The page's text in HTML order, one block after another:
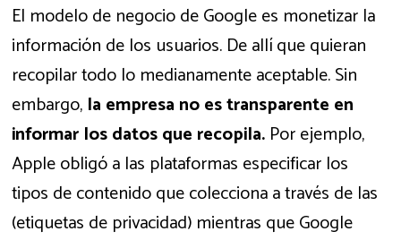
El modelo de negocio de Google es monetizar la
información de los usuarios. De allí que quieran
recopilar todo lo medianamente aceptable. Sin
embargo, la empresa no es transparente en
informar los datos que recopila. Por ejemplo,
Apple obligó a las plataformas especificar los
tipos de contenido que colecciona a través de las
(etiquetas de privacidad) mientras que Google